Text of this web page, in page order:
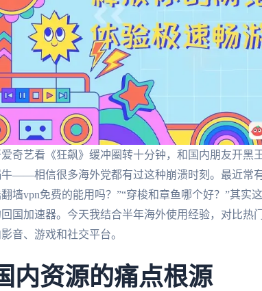
奇艺看《狂飙》缓冲圈转十分钟，和国内朋友开黑
——相信很多海外党都有过这种崩溃时刻。最近常
墙vpn免费的能用吗？”“穿梭和章鱼哪个好？”其实
国加速器。今天我结合半年海外使用经验，对比热
音、游戏和社交平台。
内资源的痛点根源